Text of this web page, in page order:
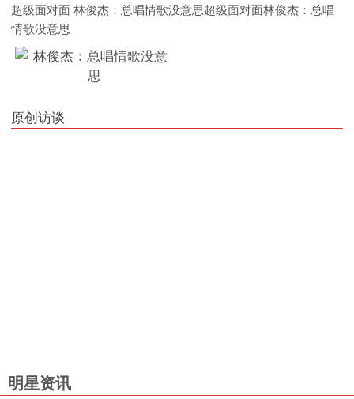
超级面对面 林俊杰：总唱情歌没意思超级面对面林俊杰：总唱
情歌没意思
原创访谈
明星资讯